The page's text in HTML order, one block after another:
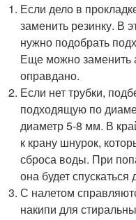
Если дело в
заменить резинку. В
нужно подобрать
Еще можно заменить
оправдано.
Если нет трубки,
подходящую по
диаметр 5-8 мм. В
к крану шнурок,
сброса воды. При
она будет
С налетом
накипи для